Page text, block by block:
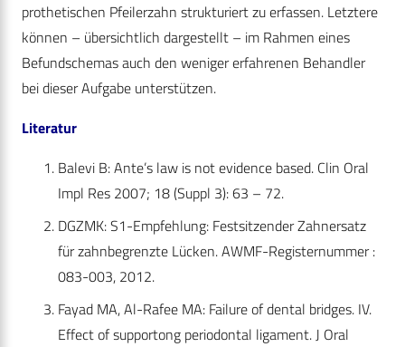
prothetischen Pfeilerzahn strukturiert zu erfassen. Letztere
können – übersichtlich dargestellt – im Rahmen eines
Befundschemas auch den weniger erfahrenen Behandler
bei dieser Aufgabe unterstützen.
Literatur
Balevi B: Ante’s law is not evidence based. Clin Oral
Impl Res 2007; 18 (Suppl 3): 63 – 72.
DGZMK: S1-Empfehlung: Festsitzender Zahnersatz
für zahnbegrenzte Lücken. AWMF-Registernummer :
083-003, 2012.
Fayad MA, Al-Rafee MA: Failure of dental bridges. IV.
Effect of supportong periodontal ligament. J Oral